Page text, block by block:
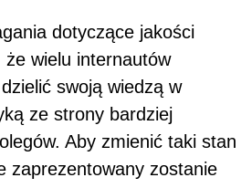
dotyczące jakości
wielu internautów
swoją wiedzą w
ze strony bardziej
Aby zmienić taki stan
zaprezentowany zostanie